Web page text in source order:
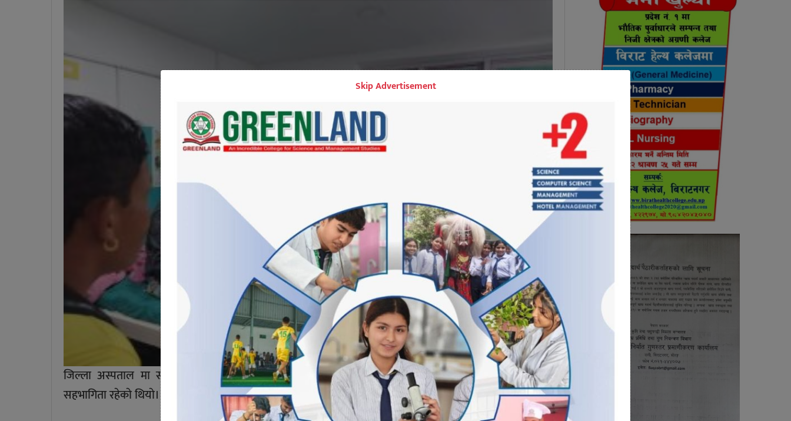
जिल्ला अस्पताल मा स्वास्थ्य मन्त्रीकाे छडके अनुगमनमा धनकुटाका प्रमुुख जिल्ला अधिकारी थामेश्वर गाेतमकाे पनि
सहभागिता रहेकाे थियाे।
Skip Advertisement